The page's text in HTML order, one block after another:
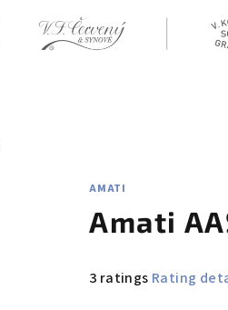
AMATI
Amati
The
3 ratings Rating